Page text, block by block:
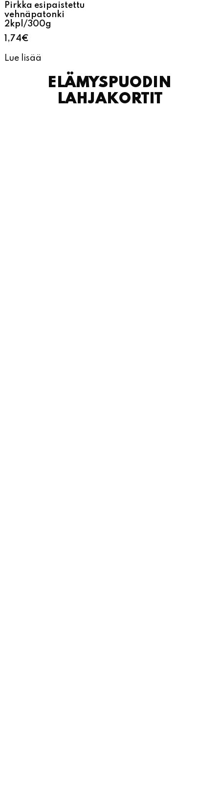
Pirkka esipaistettu
vehnäpatonki
2kpl/300g
1,74€
Lue lisää
ELÄMYSPUODIN
LAHJAKORTIT